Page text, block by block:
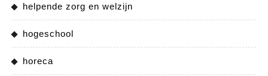
helpende zorg en welzijn
hogeschool
horeca